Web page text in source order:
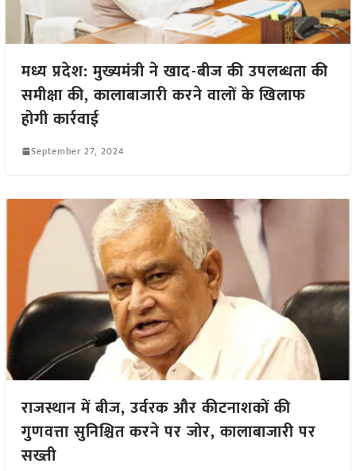
मध्य प्रदेश: मुख्यमंत्री ने खाद-बीज की उपलब्धता की
समीक्षा की, कालाबाजारी करने वालों के खिलाफ
होगी कार्रवाई
September 27, 2024
राजस्थान में बीज, उर्वरक और कीटनाशकों की
गुणवत्ता सुनिश्चित करने पर जोर, कालाबाजारी पर
सख्ती